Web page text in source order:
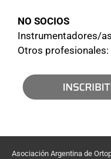
NO SOCIOS
Instrumentadores/
Otros
Asociación Argentina de